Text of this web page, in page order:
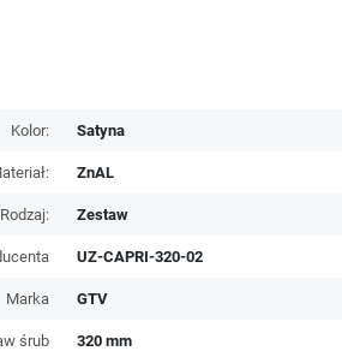
Kolor: Satyna
ZnAL
Rodzaj: Zestaw
UZ-CAPRI-320-02
Marka GTV
śrub 320 mm